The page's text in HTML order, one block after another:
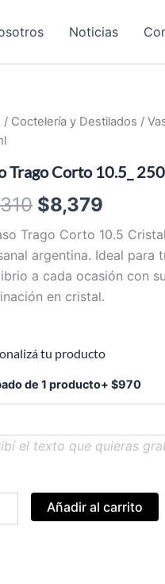
Noticias
/ Coctelería y Destilados /
Trago Corto 10.5_
El
precio
original
era:
$8,379
precio
actual
es:
Trago Corto 10.5
argentina. Ideal
a cada ocasión con
en cristal.
tu producto
de 1 producto+ $970
el texto que quieras
Añadir al carrito